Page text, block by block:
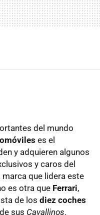
del mundo
es el
y adquieren algunos
y caros del
marca que lidera este
es otra que Ferrari,
de los diez coches
sus Cavallinos.